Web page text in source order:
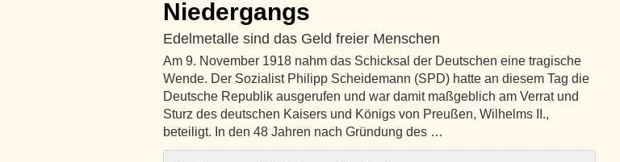
Niedergangs
Edelmetalle sind das Geld freier Menschen
Am 9. November 1918 nahm das Schicksal der Deutschen eine tragische
Wende. Der Sozialist Philipp Scheidemann (SPD) hatte an diesem Tag die
Deutsche Republik ausgerufen und war damit maßgeblich am Verrat und
Sturz des deutschen Kaisers und Königs von Preußen, Wilhelms II.,
beteiligt. In den 48 Jahren nach Gründung des …